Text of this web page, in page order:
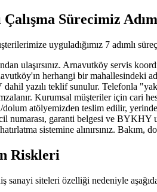
Sürecimiz
uyguladığımız 7 adımlı
ulaşırsınız. Arnavutköy servis
herhangi bir mahallesindeki
yazılı teklif sunulur. Telefonla
Kurumsal müşteriler için cari
atölyemizden teslim edilir,
numarası, garanti belgesi ve
sistemine alınırsınız. Bakım,
Riskleri
siteleri özelliği nedeniyle